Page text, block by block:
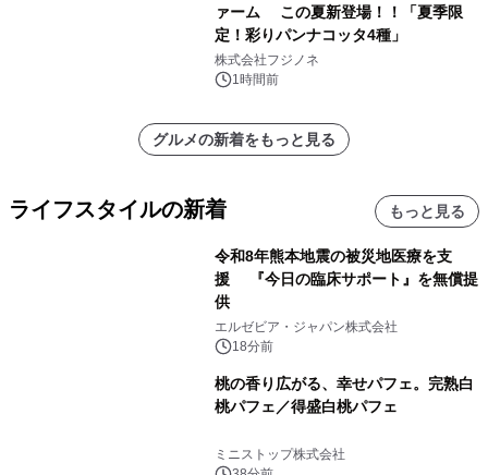
ァーム この夏新登場！！「夏季限
定！彩りパンナコッタ4種」
株式会社フジノネ
1時間前
グルメの新着をもっと見る
ライフスタイルの新着 もっと見る
令和8年熊本地震の被災地医療を支
援 『今日の臨床サポート』を無償提
供
エルゼビア・ジャパン株式会社
18分前
桃の香り広がる、幸せパフェ。完熟白
桃パフェ／得盛白桃パフェ
ミニストップ株式会社